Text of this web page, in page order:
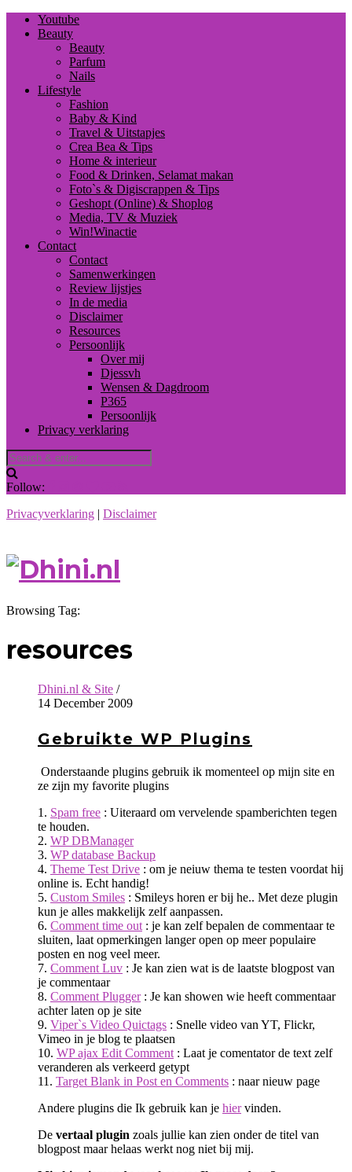
Youtube
Beauty
Beauty
Parfum
Nails
Lifestyle
Fashion
Baby & Kind
Travel & Uitstapjes
Crea Bea & Tips
Home & interieur
Food & Drinken, Selamat makan
Foto`s & Digiscrappen & Tips
Geshopt (Online) & Shoplog
Media, TV & Muziek
Win!Winactie
Contact
Contact
Samenwerkingen
Review lijstjes
In de media
Disclaimer
Resources
Persoonlijk
Over mij
Djessvh
Wensen & Dagdroom
P365
Persoonlijk
Privacy verklaring
Follow:
Privacyverklaring | Disclaimer
Browsing Tag:
resources
Dhini.nl & Site /
14 December 2009
Gebruikte WP Plugins
Onderstaande plugins gebruik ik momenteel op mijn site en
ze zijn my favorite plugins
1. Spam free : Uiteraard om vervelende spamberichten tegen
te houden.
2. WP DBManager
3. WP database Backup
4. Theme Test Drive : om je neiuw thema te testen voordat hij
online is. Echt handig!
5. Custom Smiles : Smileys horen er bij he.. Met deze plugin
kun je alles makkelijk zelf aanpassen.
6. Comment time out : je kan zelf bepalen de commentaar te
sluiten, laat opmerkingen langer open op meer populaire
posten en nog veel meer.
7. Comment Luv : Je kan zien wat is de laatste blogpost van
je commentaar
8. Comment Plugger: Je kan showen wie heeft commentaar
achter laten op je site
9. Viper`s Video Quictags : Snelle video van YT, Flickr,
Vimeo in je blog te plaatsen
10. WP ajax Edit Comment : Laat je comentator de text zelf
veranderen als verkeerd getypt
11. Target Blank in Post en Comments : naar nieuw page
Andere plugins die Ik gebruik kan je hiervinden.
De vertaal plugin zoals jullie kan zien onder de titel van
blogpost maar helaas werkt nog niet bij mij.